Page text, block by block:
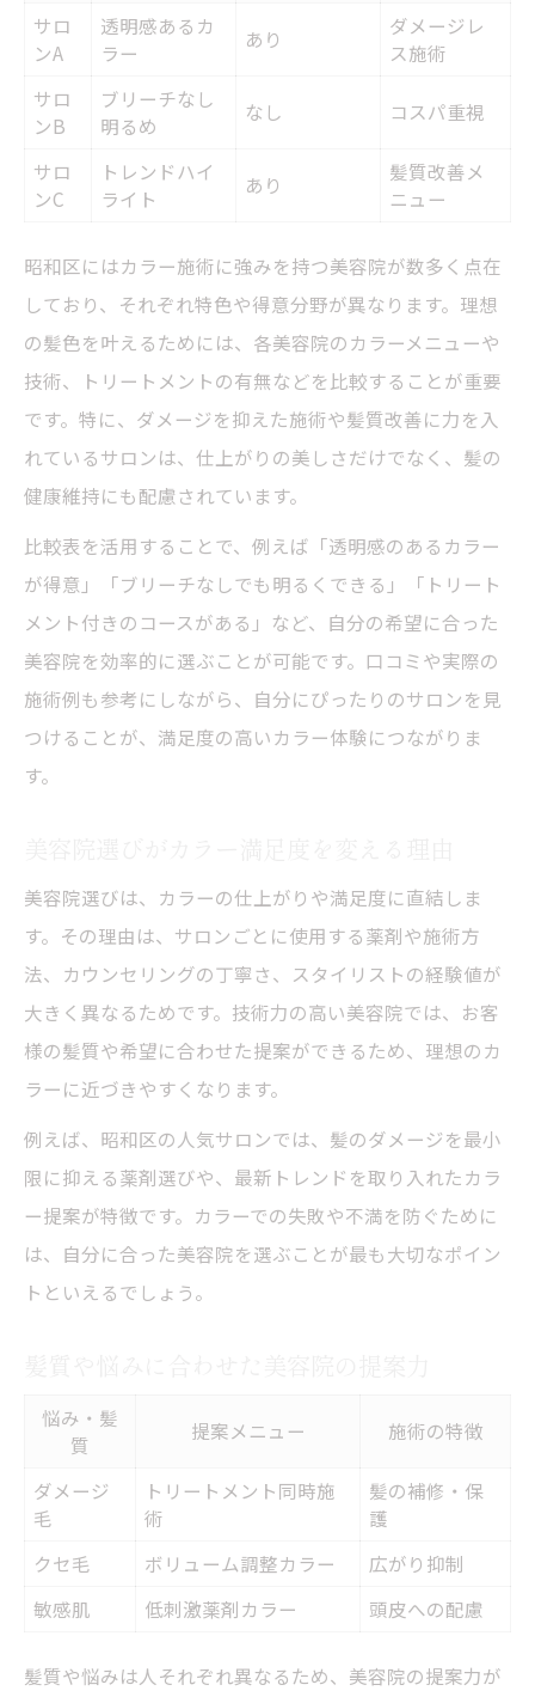
失敗を繰り返さない昭和区カラー体験談
カラー施術で満足できた人の体験談
美容院選びで失敗したリアルな声
カラー後の満足度を左右する要素一覧
髪質改善メニュー別効果早見表
美容院でカラーと髪質改善を両立する方法
満足度が高まる美容院の髪質改善サービス
髪質改善カラーが注目される理由
自分の髪質タイプ別おすすめ美容院
カラー後のダメージを防ぐ美容院の工夫
ダメージケア重視美容院サービス比較
美容院でできるカラー後のケア方法
カラー施術時のダメージ軽減テクニック
美髪ケアが得意な美容院の特徴とは
美容院で体験できる最新美髪トリートメン
ト
SNSで話題の美髪ケア術を紹介
美容院選びと美髪の関係性を解説
サロ
ンA
透明感あるカ
ラー
あり
ダメージレ
ス施術
サロ
ンB
ブリーチなし
明るめ
なし コスパ重視
サロ
ンC
トレンドハイ
ライト
あり
髪質改善メ
ニュー
昭和区にはカラー施術に強みを持つ美容院が数多く点在
しており、それぞれ特色や得意分野が異なります。理想
の髪色を叶えるためには、各美容院のカラーメニューや
技術、トリートメントの有無などを比較することが重要
です。特に、ダメージを抑えた施術や髪質改善に力を入
れているサロンは、仕上がりの美しさだけでなく、髪の
健康維持にも配慮されています。
比較表を活用することで、例えば「透明感のあるカラー
が得意」「ブリーチなしでも明るくできる」「トリート
メント付きのコースがある」など、自分の希望に合った
美容院を効率的に選ぶことが可能です。口コミや実際の
施術例も参考にしながら、自分にぴったりのサロンを見
つけることが、満足度の高いカラー体験につながりま
す。
美容院選びは、カラーの仕上がりや満足度に直結しま
す。その理由は、サロンごとに使用する薬剤や施術方
法、カウンセリングの丁寧さ、スタイリストの経験値が
大きく異なるためです。技術力の高い美容院では、お客
様の髪質や希望に合わせた提案ができるため、理想のカ
ラーに近づきやすくなります。
例えば、昭和区の人気サロンでは、髪のダメージを最小
限に抑える薬剤選びや、最新トレンドを取り入れたカラ
ー提案が特徴です。カラーでの失敗や不満を防ぐために
は、自分に合った美容院を選ぶことが最も大切なポイン
トといえるでしょう。
悩み・髪
質
提案メニュー 施術の特徴
ダメージ
毛
トリートメント同時施
術
髪の補修・保
護
クセ毛
ボリューム調整カラー
広がり抑制
敏感肌
低刺激薬剤カラー 頭皮への配慮
髪質や悩みは人それぞれ異なるため、美容院の提案力が